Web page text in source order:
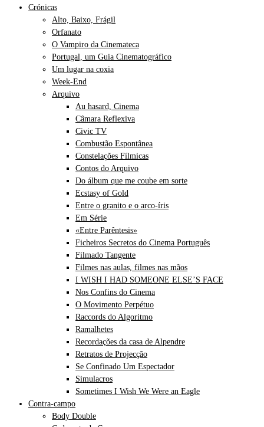
Crónicas
Alto, Baixo, Frágil
Orfanato
O Vampiro da Cinemateca
Portugal, um Guia Cinematográfico
Um lugar na coxia
Week-End
Arquivo
Au hasard, Cinema
Câmara Reflexiva
Civic TV
Combustão Espontânea
Constelações Fílmicas
Contos do Arquivo
Do álbum que me coube em sorte
Ecstasy of Gold
Entre o granito e o arco-íris
Em Série
«Entre Parêntesis»
Ficheiros Secretos do Cinema Português
Filmado Tangente
Filmes nas aulas, filmes nas mãos
I WISH I HAD SOMEONE ELSE’S FACE
Nos Confins do Cinema
O Movimento Perpétuo
Raccords do Algoritmo
Ramalhetes
Recordações da casa de Alpendre
Retratos de Projecção
Se Confinado Um Espectador
Simulacros
Sometimes I Wish We Were an Eagle
Contra-campo
Body Double